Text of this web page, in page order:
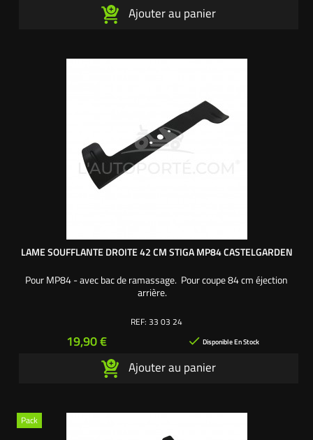
Ajouter au panier
LAME SOUFFLANTE DROITE 42 CM STIGA MP84 CASTELGARDEN
Pour MP84 - avec bac de ramassage. Pour coupe 84 cm éjection
arrière.
REF: 33 03 24
Prix
19,90 €  Disponible En Stock
Ajouter au panier
Pack